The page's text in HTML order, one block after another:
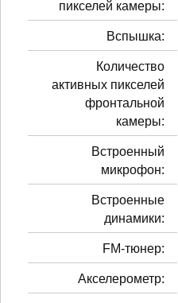
пикселей камеры:
Вспышка:
Количество
активных пикселей
фронтальной
камеры:
Встроенный
микрофон:
Встроенные
динамики:
FM-тюнер:
Акселерометр: